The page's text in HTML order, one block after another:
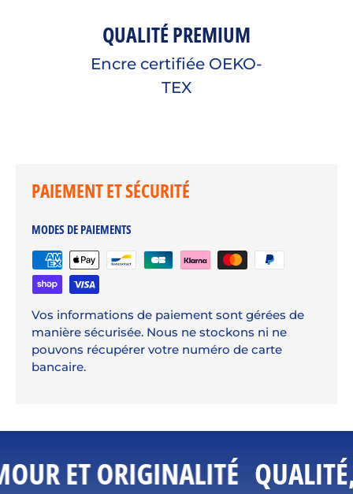
QUALITÉ PREMIUM
Encre certifiée OEKO-
TEX
PAIEMENT ET SÉCURITÉ
MODES DE PAIEMENTS
Vos informations de paiement sont gérées de
manière sécurisée. Nous ne stockons ni ne
pouvons récupérer votre numéro de carte
bancaire.
ET ORIGINALITÉ